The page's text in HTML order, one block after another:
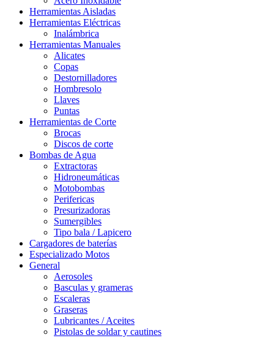
Herramientas Aisladas
Herramientas Eléctricas
Inalámbrica
Herramientas Manuales
Alicates
Copas
Destornilladores
Hombresolo
Llaves
Puntas
Herramientas de Corte
Brocas
Discos de corte
Bombas de Agua
Extractoras
Hidroneumáticas
Motobombas
Perifericas
Presurizadoras
Sumergibles
Tipo bala / Lapicero
Cargadores de baterías
Especializado Motos
General
Aerosoles
Basculas y grameras
Escaleras
Graseras
Lubricantes / Aceites
Pistolas de soldar y cautines